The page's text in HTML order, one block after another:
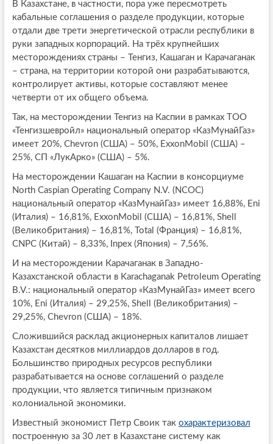
В Казахстане, в частности, пора уже пересмотреть
кабальные соглашения о разделе продукции, которые
отдали две трети энергетической отрасли республики в
руки западных корпораций. На трёх крупнейших
месторождениях страны – Тенгиз, Кашаган и Карачаганак
– страна, на территории которой они разрабатываются,
контролирует активы, которые составляют менее
четверти от их общего объема.
Так, на месторождении Тенгиз на Каспии в рамках ТОО
«Тенгизшевройл» национальный оператор «КазМунайГаз»
имеет 20%, Chevron (США) – 50%, ExxonMobil (США) –
25%, СП «ЛукАрко» (США) – 5%.
На месторождении Кашаган на Каспии в консорциуме
North Caspian Operating Company N.V. (NCOC)
национальный оператор «КазМунайГаз» имеет 16,88%, Eni
(Италия) – 16,81%, ExxonMobil (США) – 16,81%, Shell
(Великобритания) – 16,81%, Total (Франция) – 16,81%,
CNPC (Китай) – 8,33%, Inpex (Япония) – 7,56%.
И на месторождении Карачаганак в Западно-
Казахстанской области в Karachaganak Petroleum Operating
B.V.: национальный оператор «КазМунайГаз» имеет всего
10%, Eni (Италия) – 29,25%, Shell (Великобритания) –
29,25%, Chevron (США) – 18%.
Сложившийся расклад акционерных капиталов лишает
Казахстан десятков миллиардов долларов в год.
Большинство природных ресурсов республики
разрабатывается на основе соглашений о разделе
продукции, что является типичным признаком
колониальной экономики.
Известный экономист Петр Своик так охарактеризовал
построенную за 30 лет в Казахстане систему как